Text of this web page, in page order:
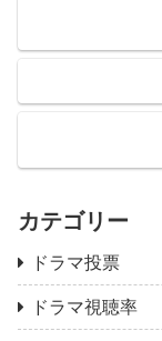
カテゴリー
ドラマ投票
ドラマ視聴率